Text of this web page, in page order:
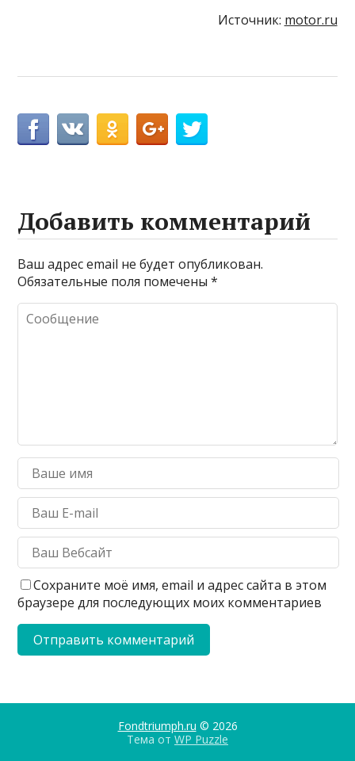
Источник: motor.ru
Добавить комментарий
Ваш адрес email не будет опубликован.
Обязательные поля помечены*
Сохраните моё имя, email и адрес сайта в этом
браузере для последующих моих комментариев
Fondtriumph.ru © 2026
Тема от WP Puzzle